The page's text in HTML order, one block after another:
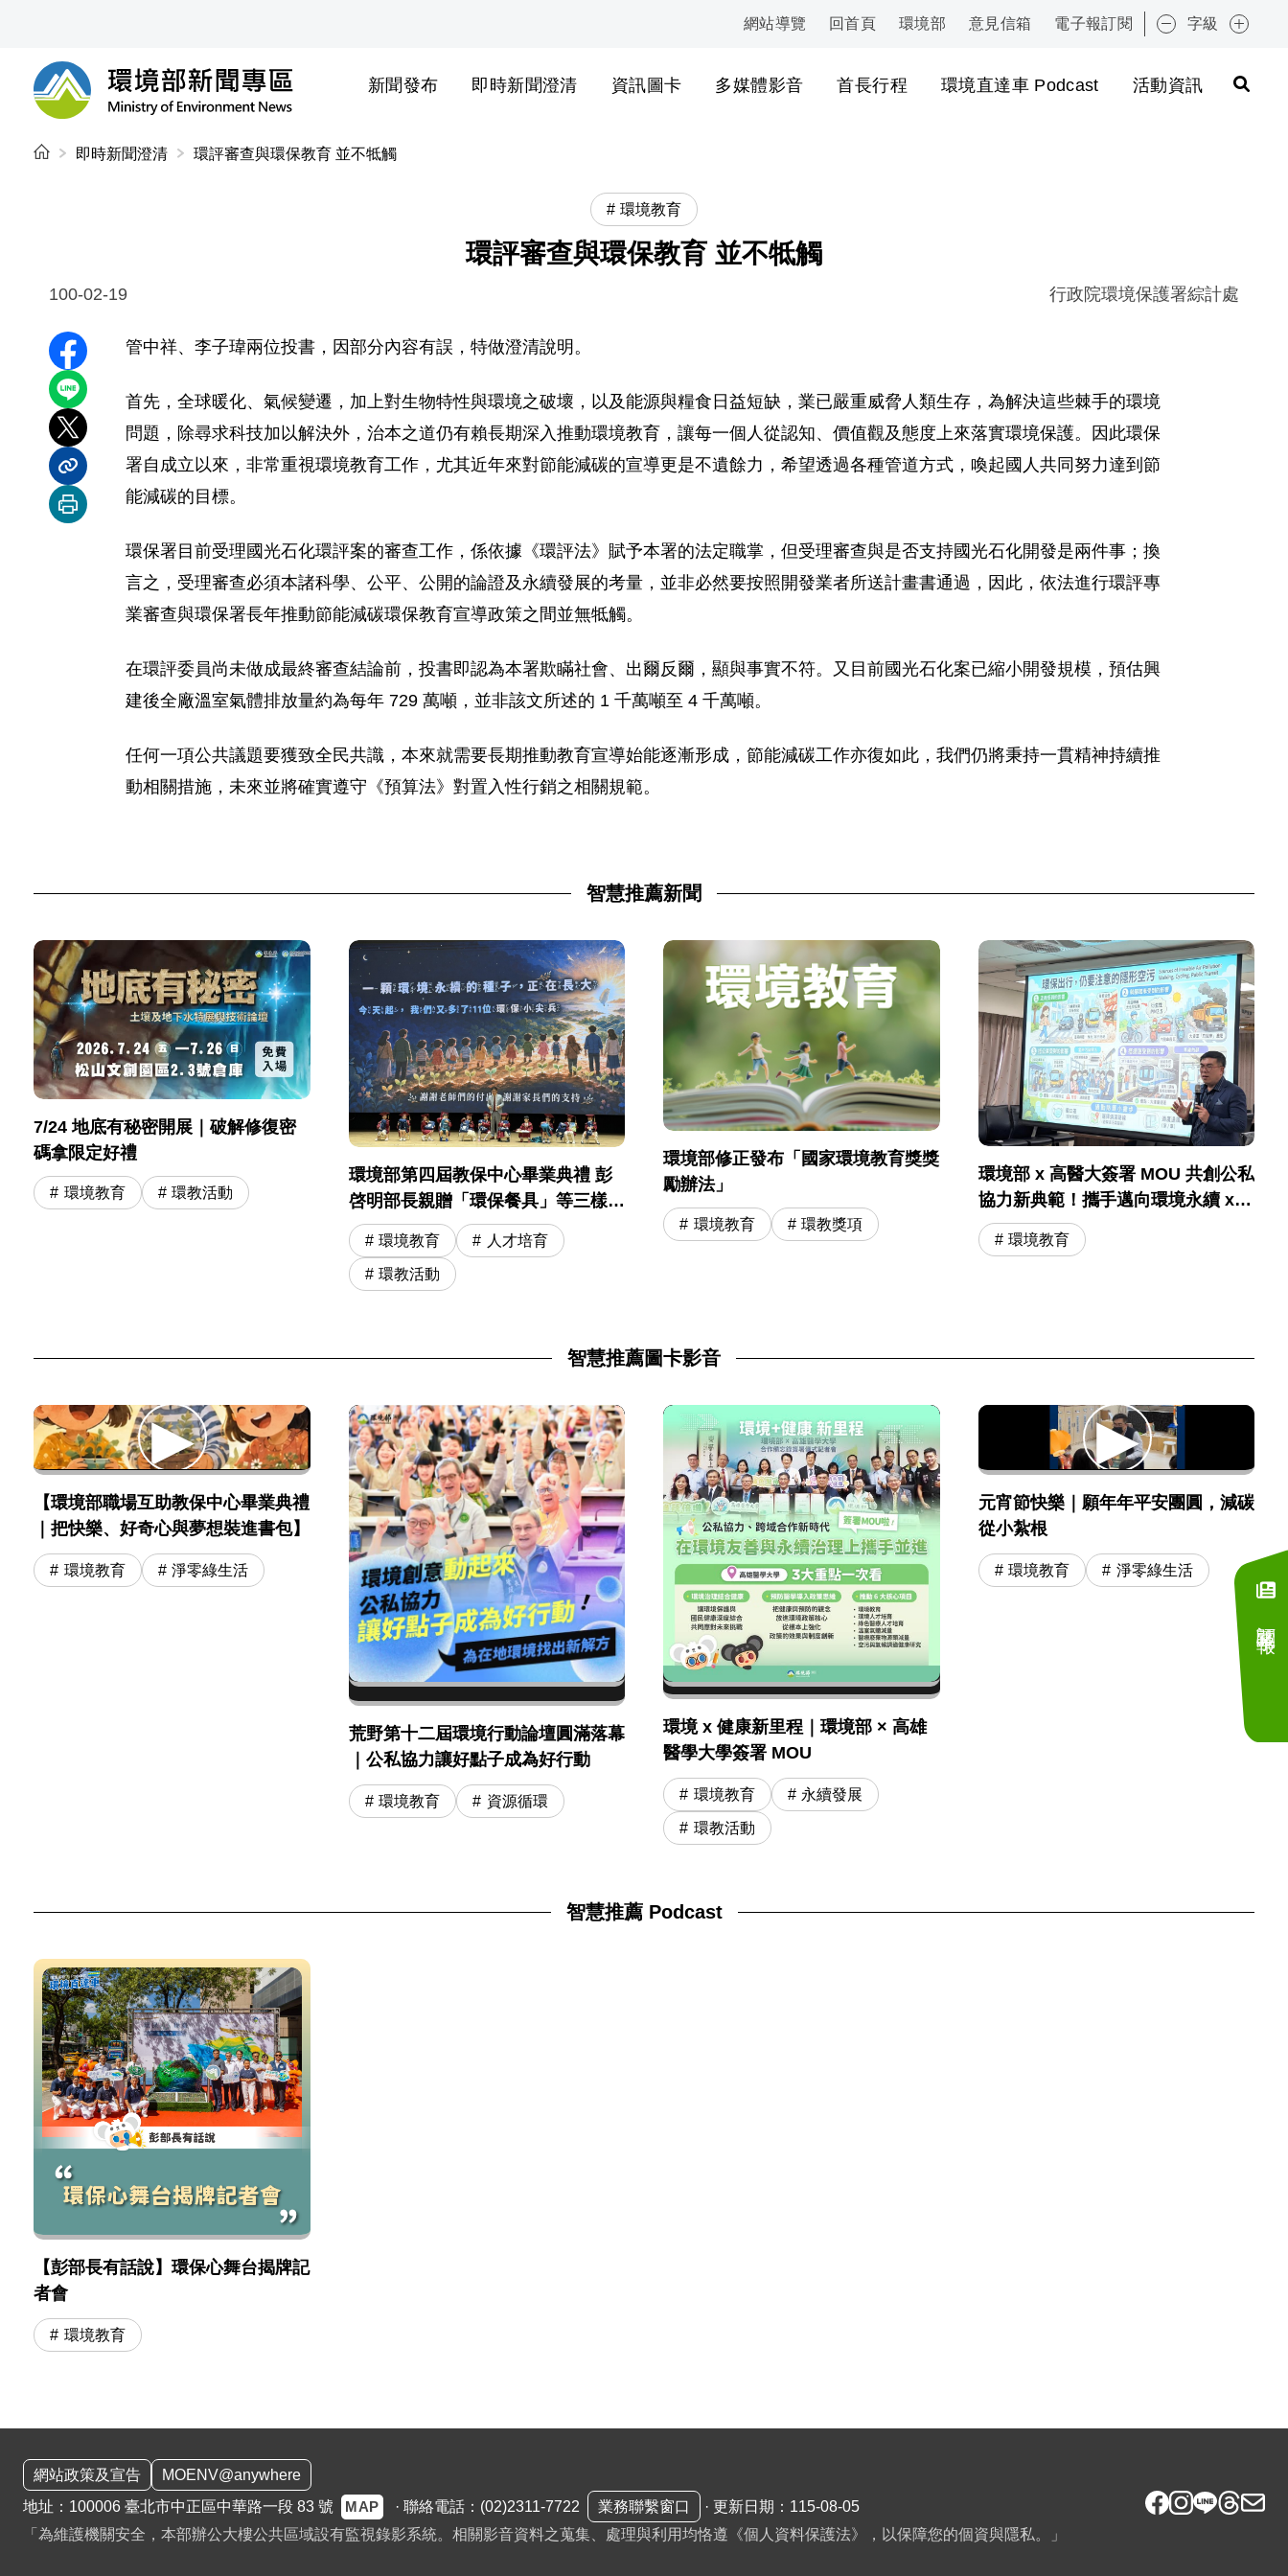
:::
網站導覽 回首頁 環境部 意見信箱 電子報訂閱 字級
環境部新聞專區
新聞發布 即時新聞澄清 資訊圖卡 多媒體影音 首長行程 環境直達車 Podcast 活動資訊
:::
即時新聞澄清 環評審查與環保教育 並不牴觸
環境教育
環評審查與環保教育 並不牴觸
100-02-19 行政院環境保護署綜計處
分享至 Facebook
分享到 LINE
分享到 X
分享內容連結
列印本頁
管中祥、李子瑋兩位投書，因部分內容有誤，特做澄清說明。
首先，全球暖化、氣候變遷，加上對生物特性與環境之破壞，以及能源與糧食日益短缺，業已嚴重威脅人類生存，為解決這些棘手的環境
問題，除尋求科技加以解決外，治本之道仍有賴長期深入推動環境教育，讓每一個人從認知、價值觀及態度上來落實環境保護。因此環保
署自成立以來，非常重視環境教育工作，尤其近年來對節能減碳的宣導更是不遺餘力，希望透過各種管道方式，喚起國人共同努力達到節
能減碳的目標。
環保署目前受理國光石化環評案的審查工作，係依據《環評法》賦予本署的法定職掌，但受理審查與是否支持國光石化開發是兩件事；換
言之，受理審查必須本諸科學、公平、公開的論證及永續發展的考量，並非必然要按照開發業者所送計畫書通過，因此，依法進行環評專
業審查與環保署長年推動節能減碳環保教育宣導政策之間並無牴觸。
在環評委員尚未做成最終審查結論前，投書即認為本署欺瞞社會、出爾反爾，顯與事實不符。又目前國光石化案已縮小開發規模，預估興
建後全廠溫室氣體排放量約為每年 729 萬噸，並非該文所述的 1 千萬噸至 4 千萬噸。
任何一項公共議題要獲致全民共識，本來就需要長期推動教育宣導始能逐漸形成，節能減碳工作亦復如此，我們仍將秉持一貫精神持續推
動相關措施，未來並將確實遵守《預算法》對置入性行銷之相關規範。
智慧推薦新聞
7/24 地底有秘密開展｜破解修復密
碼拿限定好禮
環境教育 環教活動
環境部第四屆教保中心畢業典禮 彭
啓明部長親贈「環保餐具」等三樣神
奇寶物 勉勵 11 位環保小尖兵開啟小
學冒險旅程
環境教育 人才培育
環教活動
環境部修正發布「國家環境教育獎獎
勵辦法」
環境教育 環教獎項
環境部 x 高醫大簽署 MOU 共創公私
協力新典範！攜手邁向環境永續 x
國民健康
環境教育
智慧推薦圖卡影音
【環境部職場互助教保中心畢業典禮
｜把快樂、好奇心與夢想裝進書包】
環境教育 淨零綠生活
荒野第十二屆環境行動論壇圓滿落幕
｜公私協力讓好點子成為好行動
環境教育 資源循環
環境 x 健康新里程｜環境部 × 高雄
醫學大學簽署 MOU
環境教育 永續發展
環教活動
元宵節快樂｜願年年平安團圓，減碳
從小紮根
環境教育 淨零綠生活
智慧推薦 Podcast
【彭部長有話說】環保心舞台揭牌記
者會
環境教育
網站政策及宣告
MOENV@anywhere
地址：100006 臺北市中正區中華路一段 83 號
MAP · 聯絡電話： (02)2311-7722 業務聯繫窗口 · 更新日期：115-08-05
「為維護機關安全，本部辦公大樓公共區域設有監視錄影系統。相關影音資料之蒐集、處理與利用均恪遵《個人資料保護法》，以保障您的個資與隱私。」